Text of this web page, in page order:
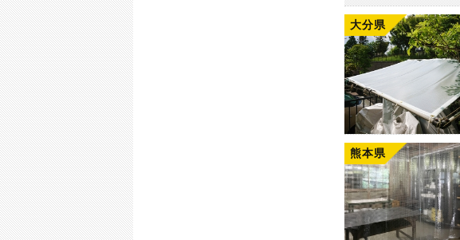
大分県
熊本県